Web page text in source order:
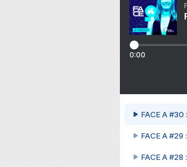
0:00
FACE A
FACE A
FACE A